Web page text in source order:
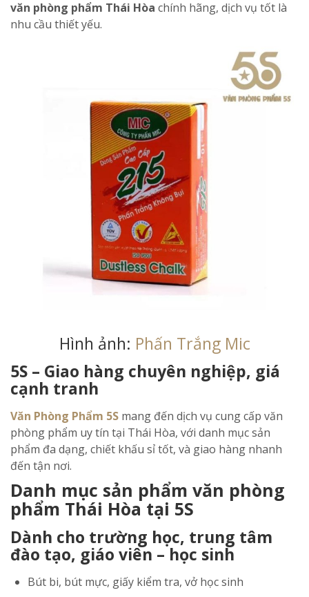
văn phòng phẩm Thái Hòa chính hãng, dịch vụ tốt là
nhu cầu thiết yếu.
Hình ảnh: Phấn Trắng Mic
5S – Giao hàng chuyên nghiệp, giá
cạnh tranh
Văn Phòng Phẩm 5S mang đến dịch vụ cung cấp văn
phòng phẩm uy tín tại Thái Hòa, với danh mục sản
phẩm đa dạng, chiết khấu sỉ tốt, và giao hàng nhanh
đến tận nơi.
Danh mục sản phẩm văn phòng
phẩm Thái Hòa tại 5S
Dành cho trường học, trung tâm
đào tạo, giáo viên – học sinh
Bút bi, bút mực, giấy kiểm tra, vở học sinh